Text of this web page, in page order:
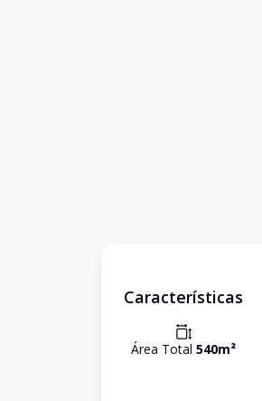
Características
Área Total 540m²